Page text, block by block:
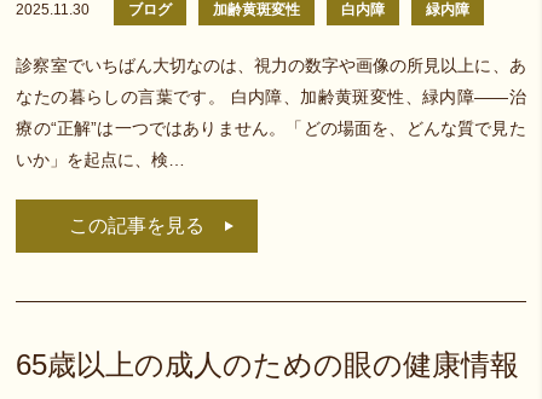
2025.11.30 ブログ 加齢黄斑変性 白内障 緑内障
診察室でいちばん大切なのは、視力の数字や画像の所見以上に、あ
なたの暮らしの言葉です。 白内障、加齢黄斑変性、緑内障――治
療の“正解”は一つではありません。「どの場面を、どんな質で見た
いか」を起点に、検…
この記事を見る
65歳以上の成人のための眼の健康情報